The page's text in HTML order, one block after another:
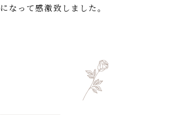
になって感激致しました。